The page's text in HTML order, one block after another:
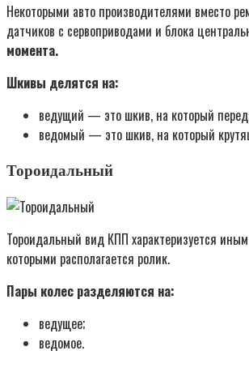
Некоторыми авто производителями вместо
датчиков с сервоприводами и блока
момента.
Шкивы делятся на:
ведущий — это шкив, на который
ведомый — это шкив, на который
Тороидальный
Тороидальный вид КПП характеризуется
которыми располагается ролик.
Пары колес разделяются на:
ведущее;
ведомое.